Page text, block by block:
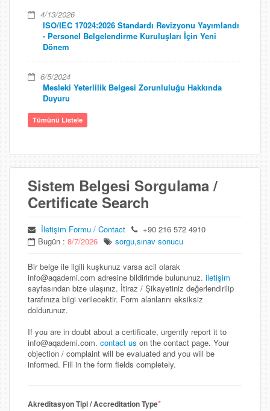
4/13/2026
ISO/IEC 17024:2026 Standardı Revizyonu Yayımlandı
- Personel Belgelendirme Kuruluşları İçin Yeni
Dönem
6/5/2024
Mesleki Yeterlilik Belgesi Zorunluluğu Hakkında
Duyuru
Tümünü Listele
Sistem Belgesi Sorgulama /
Certificate Search
İletişim Formu / Contact
+90 216 572 4910
Bugün :8/7/2026 sorgu,sınav sonucu
Bir belge ile ilgili kuşkunuz varsa acil olarak
info@aqademi.com adresine bildirimde bulununuz. iletişim
sayfasından bize ulaşınız. İtiraz / Şikayetiniz değerlendirilip
tarafınıza bilgi verilecektir. Form alanlarını eksiksiz
doldurunuz.
If you are in doubt about a certificate, urgently report it to
info@aqademi.com. contact us on the contact page. Your
objection / complaint will be evaluated and you will be
informed. Fill in the form fields completely.
Akreditasyon Tipi / Accreditation Type*